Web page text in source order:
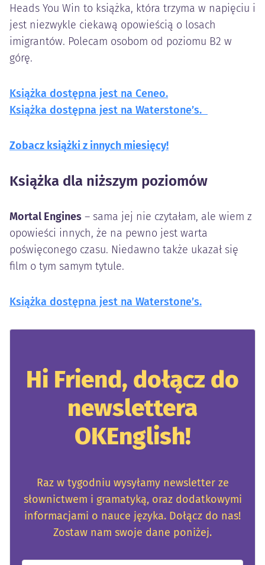
Heads You Win to książka, która trzyma w napięciu i
jest niezwykle ciekawą opowieścią o losach
imigrantów. Polecam osobom od poziomu B2 w
górę.
Książka dostępna jest na Ceneo.
Książka dostępna jest na Waterstone’s.
Zobacz książki z innych miesięcy!
Książka dla niższym poziomów
Mortal Engines – sama jej nie czytałam, ale wiem z
opowieści innych, że na pewno jest warta
poświęconego czasu. Niedawno także ukazał się
film o tym samym tytule.
Książka dostępna jest na Waterstone’s.
Hi Friend, dołącz do
newslettera
OKEnglish!
Raz w tygodniu wysyłamy newsletter ze
słownictwem i gramatyką, oraz dodatkowymi
informacjami o nauce języka. Dołącz do nas!
Zostaw nam swoje dane poniżej.